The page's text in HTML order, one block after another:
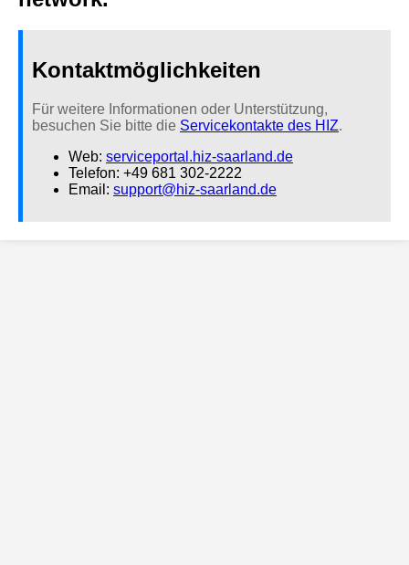
Kontaktmöglichkeiten
Für weitere Informationen oder Unterstützung,
besuchen Sie bitte die Servicekontakte des HIZ.
Web: serviceportal.hiz-saarland.de
Telefon: +49 681 302-2222
Email: support@hiz-saarland.de